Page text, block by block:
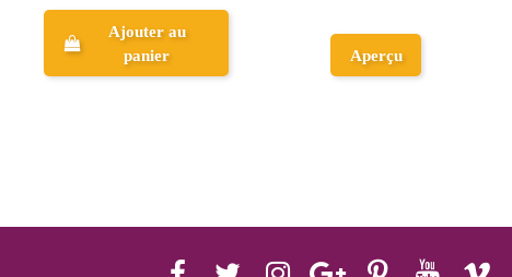
Ajouter au
panier
Ajouter au
panier